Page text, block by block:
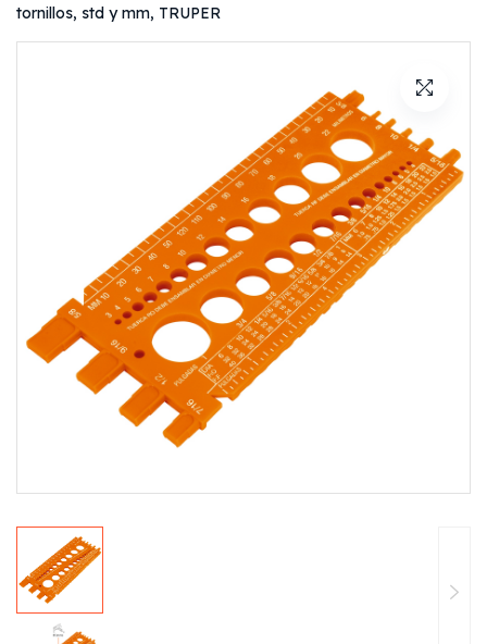
tornillos, std y mm, TRUPER